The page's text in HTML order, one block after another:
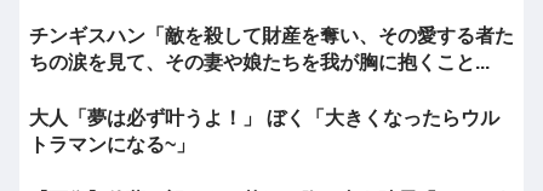
チンギスハン「敵を殺して財産を奪い、その愛する者た
ちの涙を見て、その妻や娘たちを我が胸に抱くこと...
大人「夢は必ず叶うよ！」 ぼく「大きくなったらウル
トラマンになる~」